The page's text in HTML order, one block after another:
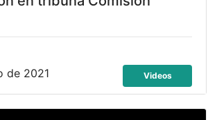
de 2021 Videos